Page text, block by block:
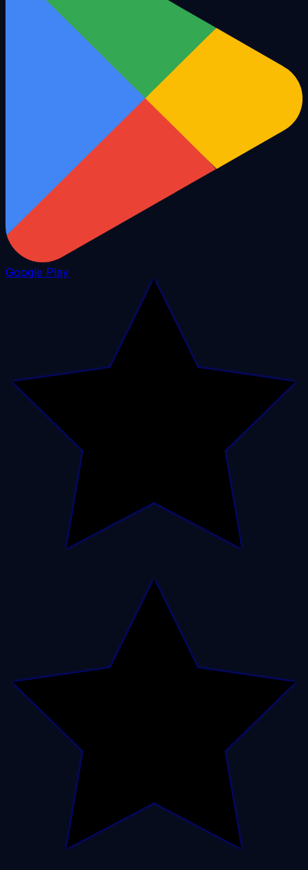
Google Play